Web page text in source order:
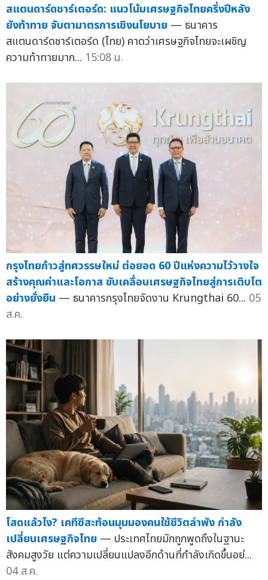
สแตนดาร์ดชาร์เตอร์ด: แนวโน้มเศรษฐกิจไทยครึ่งปีหลัง
ยังท้าทาย จับตามาตรการเชิงนโยบาย — ธนาคาร
สแตนดาร์ดชาร์เตอร์ด (ไทย) คาดว่าเศรษฐกิจไทยจะเผชิญ
ความท้าทายมาก... 15:08 น.
กรุงไทยก้าวสู่ทศวรรษใหม่ ต่อยอด 60 ปีแห่งความไว้วางใจ
สร้างคุณค่าและโอกาส ขับเคลื่อนเศรษฐกิจไทยสู่การเติบโต
อย่างยั่งยืน — ธนาคารกรุงไทยจัดงาน Krungthai 60... 05
ส.ค.
โสดแล้วไง? เคทีซีสะท้อนมุมมองคนใช้ชีวิตลำพัง กำลัง
เปลี่ยนเศรษฐกิจไทย — ประเทศไทยมักถูกพูดถึงในฐานะ
สังคมสูงวัย แต่ความเปลี่ยนแปลงอีกด้านที่กำลังเกิดขึ้นอย่...
04 ส.ค.